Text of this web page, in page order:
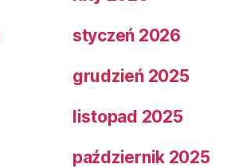
styczeń 2026
grudzień 2025
listopad 2025
październik 2025